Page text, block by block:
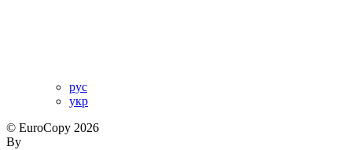
рус
укр
© EuroCopy 2026
By